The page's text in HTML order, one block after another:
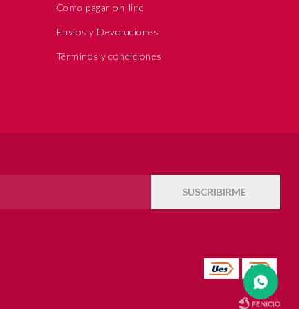
SUSCRIBIRME
Como pagar on-line
Envíos y Devoluciones
Términos y condiciones